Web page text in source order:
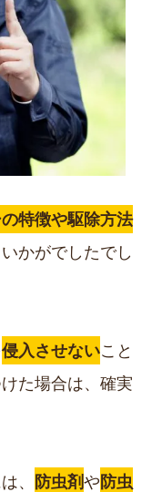
特徴や駆除方法
かがでしたでし
侵入させないこと
た場合は、確実
、 防虫剤や防虫